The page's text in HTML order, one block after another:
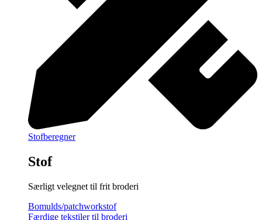
Stofberegner
Stof
Særligt velegnet til frit broderi
Bomulds/patchworkstof
Færdige tekstiler til broderi